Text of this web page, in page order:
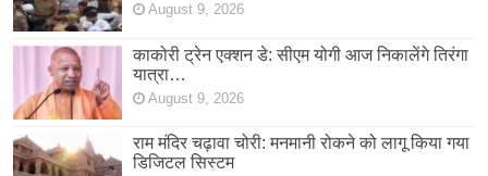
August 9, 2026
काकोरी ट्रेन एक्शन डे: सीएम योगी आज निकालेंगे तिरंगा
यात्रा…
August 9, 2026
राम मंदिर चढ़ावा चोरी: मनमानी रोकने को लागू किया गया
डिजिटल सिस्टम